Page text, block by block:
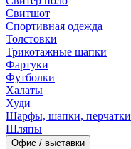
Свитшот
Спортивная одежда
Толстовки
Трикотажные шапки
Фартуки
Футболки
Халаты
Худи
Шарфы, шапки, перчатки
Шляпы
Офис / выставки